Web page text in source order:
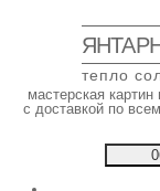
тепло
мастерская
с доставкой по